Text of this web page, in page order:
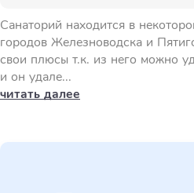
Санаторий находится в
городов Железноводска и
свои плюсы т.к. из него можно
и он удале...
читать далее